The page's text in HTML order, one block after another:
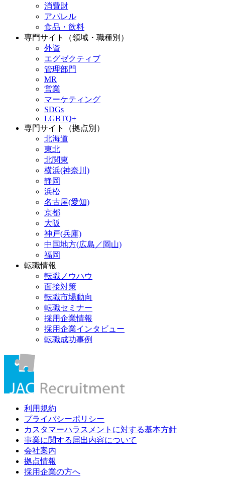
消費財
アパレル
食品・飲料
専門サイト（領域・職種別）
外資
エグゼクティブ
管理部門
MR
営業
マーケティング
SDGs
LGBTQ+
専門サイト（拠点別）
北海道
東北
北関東
横浜(神奈川)
静岡
浜松
名古屋(愛知)
京都
大阪
神戸(兵庫)
中国地方(広島／岡山)
福岡
転職情報
転職ノウハウ
面接対策
転職市場動向
転職セミナー
採用企業情報
採用企業インタビュー
転職成功事例
利用規約
プライバシーポリシー
カスタマーハラスメントに対する基本方針
事業に関する届出内容について
会社案内
拠点情報
採用企業の方へ